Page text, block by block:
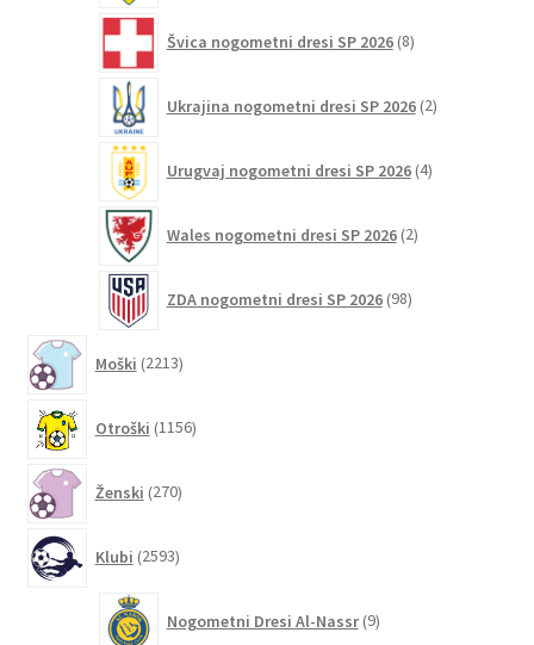
Švica nogometni dresi SP 2026 8izdelkov
Ukrajina nogometni dresi SP 2026 2izdelka
Urugvaj nogometni dresi SP 2026 4izdelki
Wales nogometni dresi SP 2026 2izdelka
ZDA nogometni dresi SP 2026 98izdelkov
Moški 2213izdelkov
Otroški 1156izdelkov
Ženski 270izdelkov
Klubi 2593izdelkov
Nogometni Dresi Al-Nassr 9izdelkov